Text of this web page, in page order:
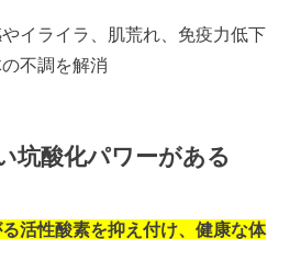
イライラ、肌荒れ、免疫力低下
不調を解消
坑酸化パワーがある
活性酸素を抑え付け、健康な体